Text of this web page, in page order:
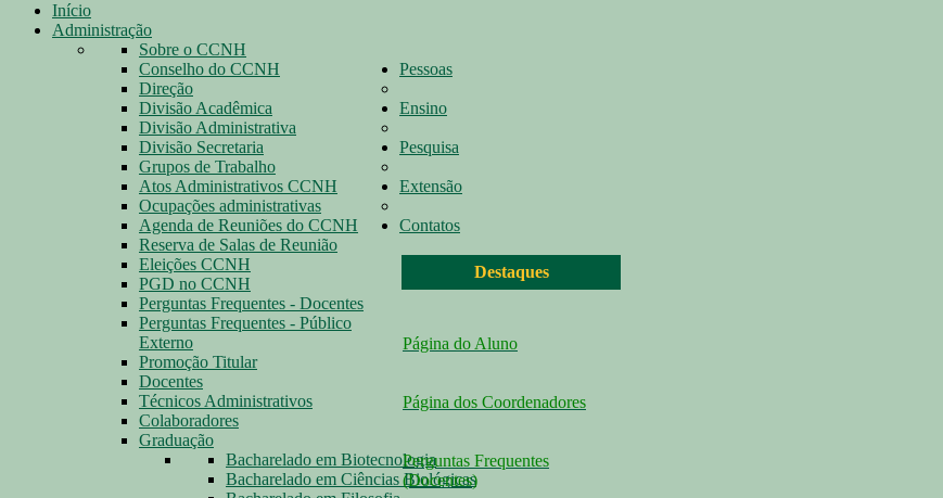
Início
Administração
Sobre o CCNH
Conselho do CCNH
Direção
Divisão Acadêmica
Divisão Administrativa
Divisão Secretaria
Grupos de Trabalho
Atos Administrativos CCNH
Ocupações administrativas
Agenda de Reuniões do CCNH
Reserva de Salas de Reunião
Eleições CCNH
PGD no CCNH
Perguntas Frequentes - Docentes
Perguntas Frequentes - Público
Externo
Promoção Titular
Pessoas
Docentes
Técnicos Administrativos
Colaboradores
Ensino
Graduação
Bacharelado em Biotecnologia
Bacharelado em Ciências Biológicas
Pesquisa
Extensão
Contatos
Destaques
Página do Aluno
Página dos Coordenadores
Perguntas Frequentes
(Docentes)